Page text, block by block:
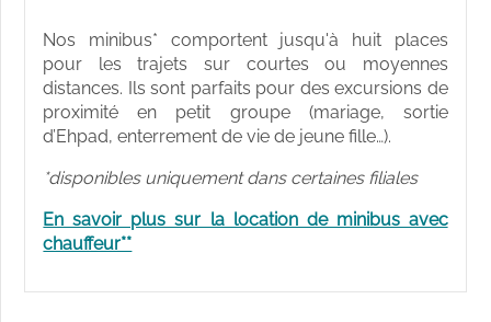
Nos minibus* comportent jusqu'à huit places
pour les trajets sur courtes ou moyennes
distances. Ils sont parfaits pour des excursions de
proximité en petit groupe (mariage, sortie
d’Ehpad, enterrement de vie de jeune fille…).
*disponibles uniquement dans certaines filiales
En savoir plus sur la location de minibus avec
chauffeur**